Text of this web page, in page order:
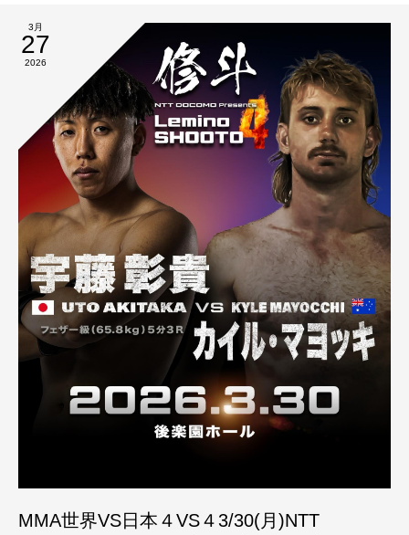
3月
27
2026
MMA世界VS日本４VS４3/30(月)NTT